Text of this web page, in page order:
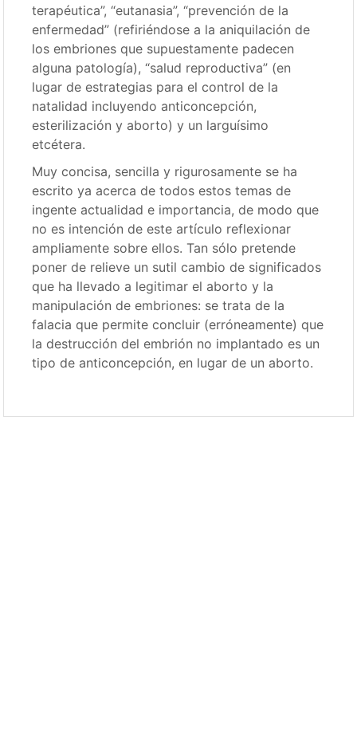
terapéutica”, “eutanasia”, “prevención de la
enfermedad” (refiriéndose a la aniquilación de
los embriones que supuestamente padecen
alguna patología), “salud reproductiva” (en
lugar de estrategias para el control de la
natalidad incluyendo anticoncepción,
esterilización y aborto) y un larguísimo
etcétera.
Muy concisa, sencilla y rigurosamente se ha
escrito ya acerca de todos estos temas de
ingente actualidad e importancia, de modo que
no es intención de este artículo reflexionar
ampliamente sobre ellos. Tan sólo pretende
poner de relieve un sutil cambio de significados
que ha llevado a legitimar el aborto y la
manipulación de embriones: se trata de la
falacia que permite concluir (erróneamente) que
la destrucción del embrión no implantado es un
tipo de anticoncepción, en lugar de un aborto.